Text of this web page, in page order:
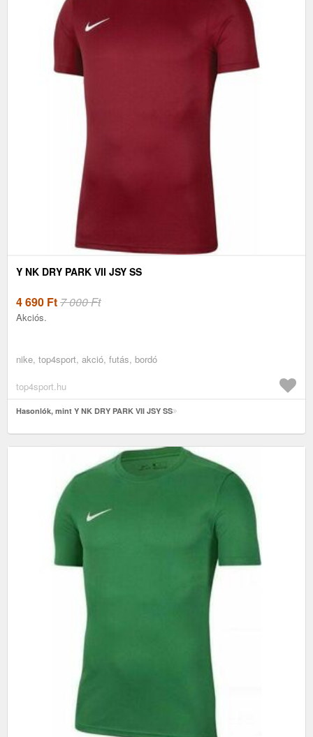
Y NK DRY PARK VII JSY SS
4 690 Ft7 000 Ft
Akciós.
nike, top4sport, akció, futás, bordó
top4sport.hu
Hasonlók, mint Y NK DRY PARK VII JSY SS